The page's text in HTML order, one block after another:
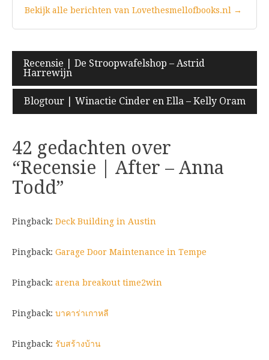
Bekijk alle berichten van Lovethesmellofbooks.nl →
Bericht
navigatie
Recensie | De Stroopwafelshop – Astrid
Harrewijn
Blogtour | Winactie Cinder en Ella – Kelly Oram
42 gedachten over
“Recensie | After – Anna
Todd”
Pingback: Deck Building in Austin
Pingback: Garage Door Maintenance in Tempe
Pingback: arena breakout time2win
Pingback: บาคาร่าเกาหลี
Pingback: รับสร้างบ้าน